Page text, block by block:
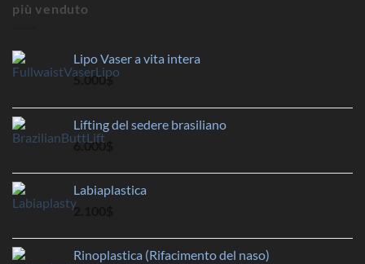
più venduto
Lipo Vaser a vita intera
5.000$
Lifting del sedere brasiliano
6.000
Labiaplastica
2.100
Rinoplastica (Rifacimento del naso)